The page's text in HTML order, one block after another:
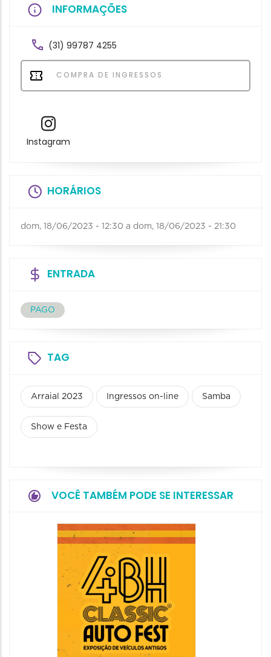
INFORMAÇÕES
(31) 99787 4255
COMPRA DE INGRESSOS
Instagram
HORÁRIOS
dom, 18/06/2023 - 12:30 a dom, 18/06/2023 - 21:30
ENTRADA
PAGO
TAG
Arraial 2023 Ingressos on-line Samba
Show e Festa
VOCÊ TAMBÉM PODE SE INTERESSAR